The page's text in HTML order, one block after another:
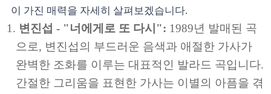
이 가진 매력을 자세히 살펴보겠습니다.
변진섭 - "너에게로 또 다시": 1989년 발매된 곡
으로, 변진섭의 부드러운 음색과 애절한 가사가
완벽한 조화를 이루는 대표적인 발라드 곡입니다.
간절한 그리움을 표현한 가사는 이별의 아픔을 겪